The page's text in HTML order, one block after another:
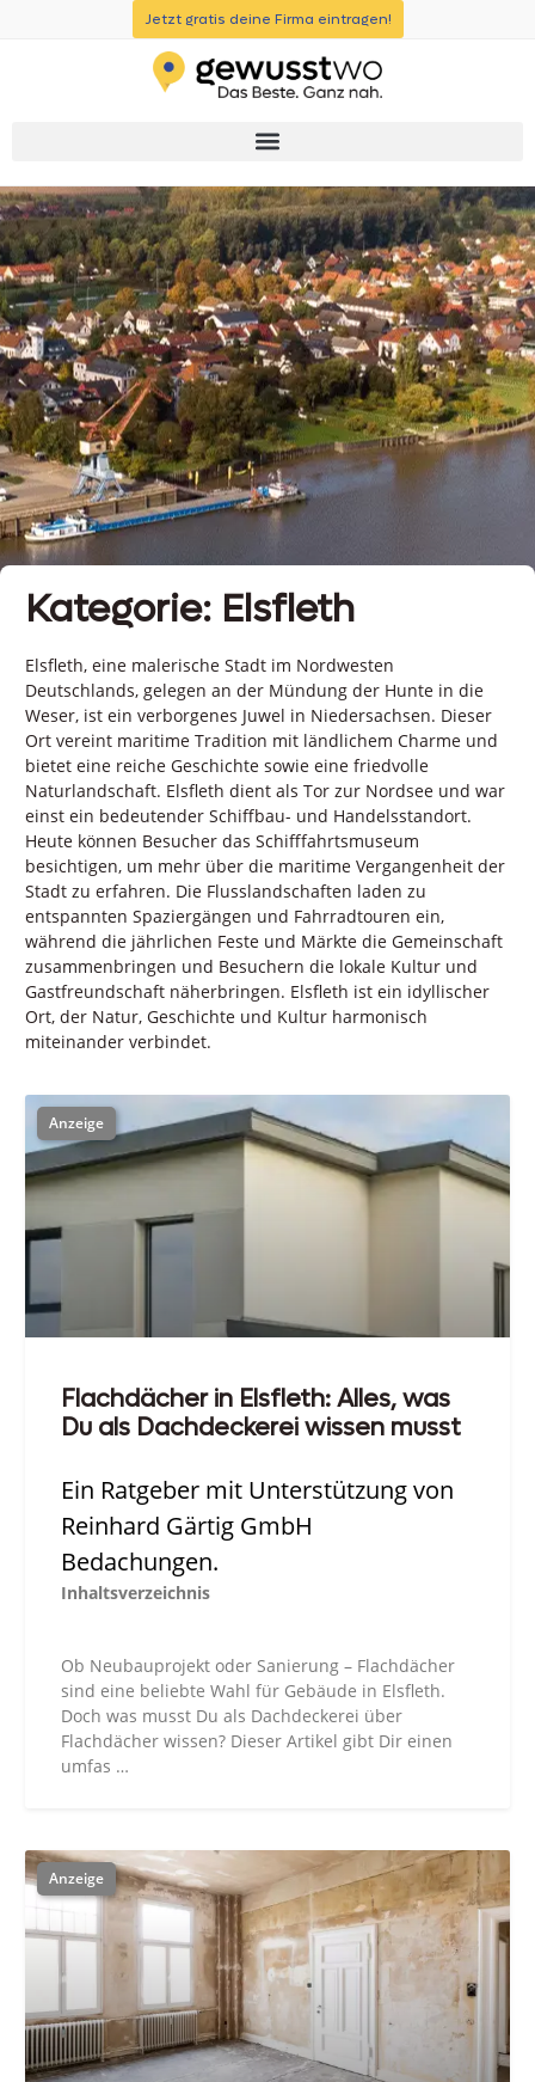
Jetzt gratis deine Firma eintragen!
Kategorie: Elsfleth
Elsfleth, eine malerische Stadt im Nordwesten
Deutschlands, gelegen an der Mündung der Hunte in die
Weser, ist ein verborgenes Juwel in Niedersachsen. Dieser
Ort vereint maritime Tradition mit ländlichem Charme und
bietet eine reiche Geschichte sowie eine friedvolle
Naturlandschaft. Elsfleth dient als Tor zur Nordsee und war
einst ein bedeutender Schiffbau- und Handelsstandort.
Heute können Besucher das Schifffahrtsmuseum
besichtigen, um mehr über die maritime Vergangenheit der
Stadt zu erfahren. Die Flusslandschaften laden zu
entspannten Spaziergängen und Fahrradtouren ein,
während die jährlichen Feste und Märkte die Gemeinschaft
zusammenbringen und Besuchern die lokale Kultur und
Gastfreundschaft näherbringen. Elsfleth ist ein idyllischer
Ort, der Natur, Geschichte und Kultur harmonisch
miteinander verbindet.
Flachdächer in Elsfleth: Alles, was
Du als Dachdeckerei wissen musst
Ein Ratgeber mit Unterstützung von
Reinhard Gärtig GmbH
Bedachungen.
Inhaltsverzeichnis
Ob Neubauprojekt oder Sanierung – Flachdächer
sind eine beliebte Wahl für Gebäude in Elsfleth.
Doch was musst Du als Dachdeckerei über
Flachdächer wissen? Dieser Artikel gibt Dir einen
umfas …